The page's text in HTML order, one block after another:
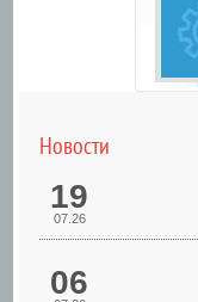
Новости
19
07.26
06